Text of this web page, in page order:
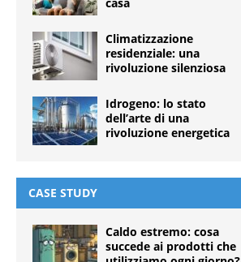
Climatizzazione
residenziale: una
rivoluzione silenziosa
Idrogeno: lo stato
dell’arte di una
rivoluzione energetica
CASE STUDY
Caldo estremo: cosa
succede ai prodotti che